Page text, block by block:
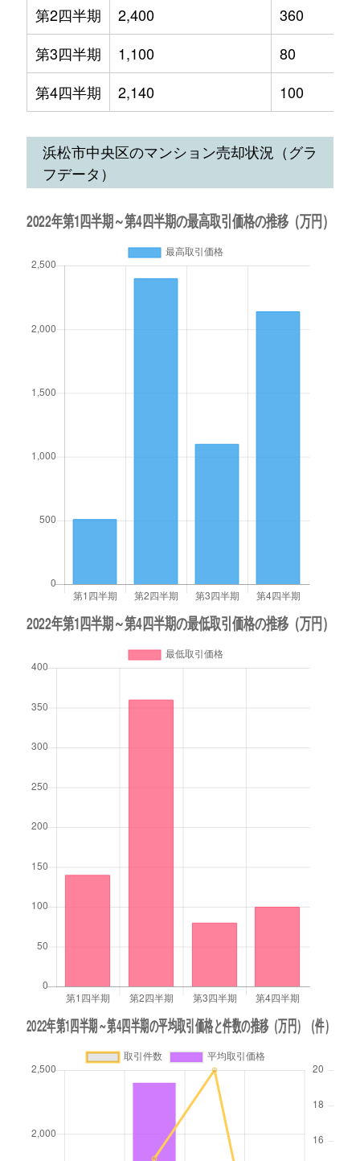
第2四半期 2,400
360
第3四半期
1,100
80
第4四半期
2,140 100
浜松市中央区のマンション売却状況（グラ
フデータ）